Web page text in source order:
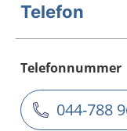
Telefon
Telefonnummer
044-788